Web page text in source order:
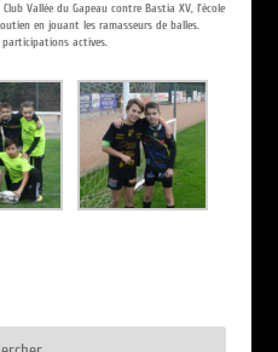
Vallée du Gapeau contre Bastia XV, l’école
en jouant les ramasseurs de balles.
participations actives.